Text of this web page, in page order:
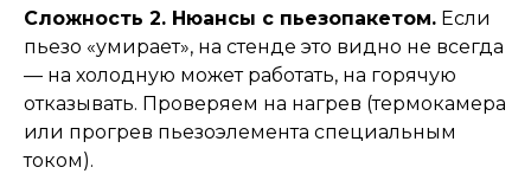
Сложность 2. Нюансы с пьезопакетом. Если
пьезо «умирает», на стенде это видно не всегда
— на холодную может работать, на горячую
отказывать. Проверяем на нагрев (термокамера
или прогрев пьезоэлемента специальным
током).